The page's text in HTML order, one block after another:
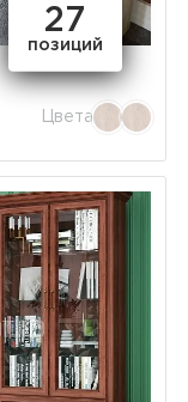
27
позиций
Цвета